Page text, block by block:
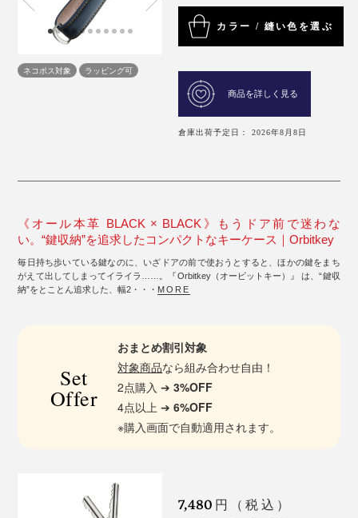
ネコポス対象 ラッピング可
カラー / 縫い色を選ぶ
商品を詳しく見る
倉庫出荷予定日： 2026年8月8日
《オール本革 BLACK × BLACK》もうドア前で迷わな
い。“鍵収納”を追求したコンパクトなキーケース｜Orbitkey
毎日持ち歩いている鍵なのに、いざドアの前で使おうとすると、ほかの鍵をまち
がえて出してしまってイライラ……。『Orbitkey（オービットキー）』 は、“鍵収
納”をとことん追求した、幅2・・・ MORE
Set
Offer
おまとめ割引対象
対象商品なら組み合わせ自由！
2点購入 ➔3%OFF
4点以上 ➔6%OFF
※購入画面で自動適用されます。
7,480 円（税込）